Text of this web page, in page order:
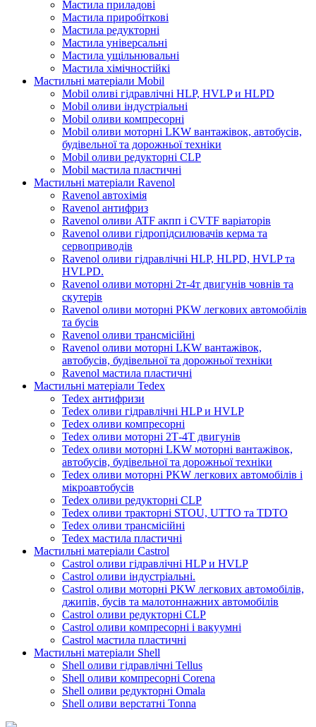
Мастила приладові
Мастила приробіткові
Мастила редукторні
Мастила універсальні
Мастила ущільнювальні
Мастила хімічностійкі
Мастильні матеріали Mobil
Mobil оливі гідравлічні HLP, HVLP и HLPD
Mobil оливи індустріальні
Mobil оливи компресорні
Mobil оливи моторні LKW вантажівок, автобусів,
будівельної та дорожньої техніки
Mobil оливи редукторні CLP
Mobil мастила пластичні
Мастильні матеріали Ravenol
Ravenol автохімія
Ravenol антифриз
Ravenol оливи ATF акпп і CVTF варіаторів
Ravenol оливи гідропідсилювачів керма та
сервоприводів
Ravenol оливи гідравлічні HLP, HLPD, HVLP та
HVLPD.
Ravenol оливи моторні 2т-4т двигунів човнів та
скутерів
Ravenol оливи моторні PKW легкових автомобілів
та бусів
Ravenol оливи трансмісійні
Ravenol оливи моторні LKW вантажівок,
автобусів, будівельної та дорожньої техніки
Ravenol мастила пластичні
Мастильні матеріали Tedex
Tedex антифризи
Tedex оливи гідравлічні HLP и HVLP
Tedex оливи компресорні
Tedex оливи моторні 2Т-4Т двигунів
Tedex оливи моторні LKW моторні вантажівок,
автобусів, будівельної та дорожньої техніки
Tedex оливи моторні PKW легкових автомобілів і
мікроавтобусів
Tedex оливи редукторні CLP
Tedex оливи тракторні STOU, UTTO та TDTO
Tedex оливи трансмісійні
Tedex мастила пластичні
Мастильні матеріали Castrol
Castrol оливи гідравлічні HLP и HVLP
Castrol оливи індустріальні.
Castrol оливи моторні PKW легкових автомобілів,
джипів, бусів та малотоннажних автомобілів
Castrol оливи редукторні CLP
Castrol оливи компресорні і вакуумні
Castrol мастила пластичні
Мастильні матеріали Shell
Shell оливи гідравлічні Tellus
Shell оливи компресорні Corena
Shell оливи редукторні Omala
Shell оливи верстатні Tonna